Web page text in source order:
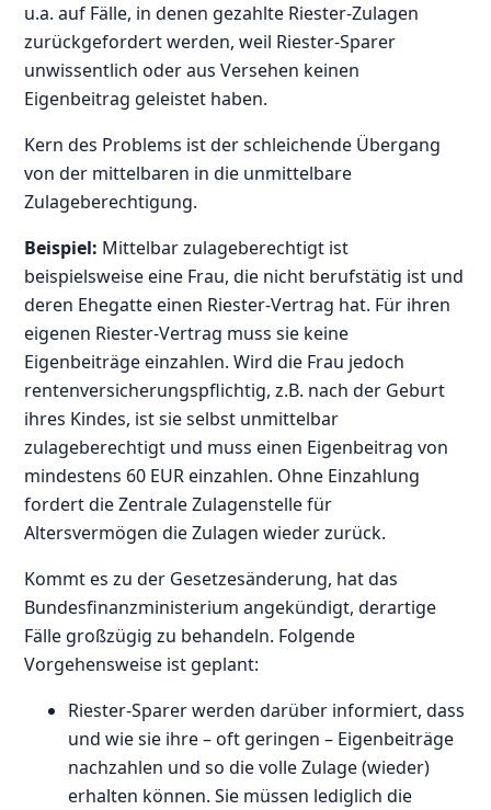
u.a. auf Fälle, in denen gezahlte Riester-Zulagen
zurückgefordert werden, weil Riester-Sparer
unwissentlich oder aus Versehen keinen
Eigenbeitrag geleistet haben.
Kern des Problems ist der schleichende Übergang
von der mittelbaren in die unmittelbare
Zulageberechtigung.
Beispiel: Mittelbar zulageberechtigt ist
beispielsweise eine Frau, die nicht berufstätig ist und
deren Ehegatte einen Riester-Vertrag hat. Für ihren
eigenen Riester-Vertrag muss sie keine
Eigenbeiträge einzahlen. Wird die Frau jedoch
rentenversicherungspflichtig, z.B. nach der Geburt
ihres Kindes, ist sie selbst unmittelbar
zulageberechtigt und muss einen Eigenbeitrag von
mindestens 60 EUR einzahlen. Ohne Einzahlung
fordert die Zentrale Zulagenstelle für
Altersvermögen die Zulagen wieder zurück.
Kommt es zu der Gesetzesänderung, hat das
Bundesfinanzministerium angekündigt, derartige
Fälle großzügig zu behandeln. Folgende
Vorgehensweise ist geplant:
Riester-Sparer werden darüber informiert, dass
und wie sie ihre – oft geringen – Eigenbeiträge
nachzahlen und so die volle Zulage (wieder)
erhalten können. Sie müssen lediglich die